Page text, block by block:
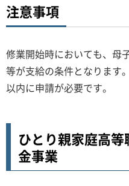
注意事項
修業開始時においても、母
等が支給の条件となります
以内に申請が必要です。
ひとり親家庭高
金事業